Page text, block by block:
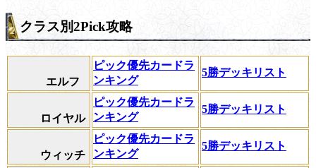
クラス別2Pick攻略
エルフ
ピック優先カードラ
ンキング
5勝デッキリスト
ロイヤル
ピック優先カードラ
ンキング
5勝デッキリスト
ウィッチ
ピック優先カードラ
ンキング
5勝デッキリスト